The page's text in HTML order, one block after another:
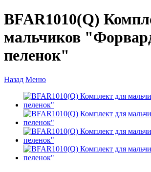
BFAR1010(Q)
мальчиков
пеленок"
Назад Меню